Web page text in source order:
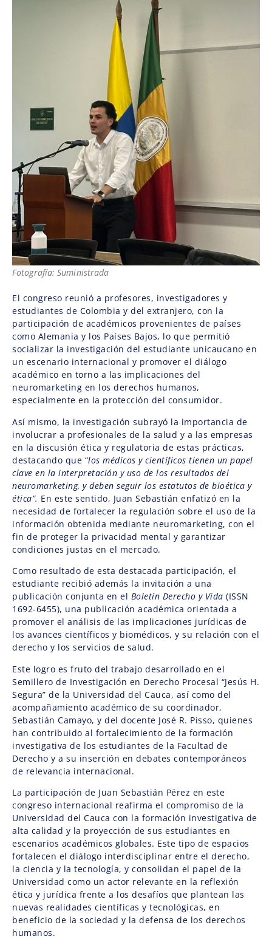
Fotografía: Suministrada
El congreso reunió a profesores, investigadores y
estudiantes de Colombia y del extranjero, con la
participación de académicos provenientes de países
como Alemania y los Países Bajos, lo que permitió
socializar la investigación del estudiante unicaucano en
un escenario internacional y promover el diálogo
académico en torno a las implicaciones del
neuromarketing en los derechos humanos,
especialmente en la protección del consumidor.
Así mismo, la investigación subrayó la importancia de
involucrar a profesionales de la salud y a las empresas
en la discusión ética y regulatoria de estas prácticas,
destacando que “los médicos y científicos tienen un papel
clave en la interpretación y uso de los resultados del
neuromarketing, y deben seguir los estatutos de bioética y
ética”. En este sentido, Juan Sebastián enfatizó en la
necesidad de fortalecer la regulación sobre el uso de la
información obtenida mediante neuromarketing, con el
fin de proteger la privacidad mental y garantizar
condiciones justas en el mercado.
Como resultado de esta destacada participación, el
estudiante recibió además la invitación a una
publicación conjunta en el Boletín Derecho y Vida (ISSN
1692-6455), una publicación académica orientada a
promover el análisis de las implicaciones jurídicas de
los avances científicos y biomédicos, y su relación con el
derecho y los servicios de salud.
Este logro es fruto del trabajo desarrollado en el
Semillero de Investigación en Derecho Procesal “Jesús H.
Segura” de la Universidad del Cauca, así como del
acompañamiento académico de su coordinador,
Sebastián Camayo, y del docente José R. Pisso, quienes
han contribuido al fortalecimiento de la formación
investigativa de los estudiantes de la Facultad de
Derecho y a su inserción en debates contemporáneos
de relevancia internacional.
La participación de Juan Sebastián Pérez en este
congreso internacional reafirma el compromiso de la
Universidad del Cauca con la formación investigativa de
alta calidad y la proyección de sus estudiantes en
escenarios académicos globales. Este tipo de espacios
fortalecen el diálogo interdisciplinar entre el derecho,
la ciencia y la tecnología, y consolidan el papel de la
Universidad como un actor relevante en la reflexión
ética y jurídica frente a los desafíos que plantean las
nuevas realidades científicas y tecnológicas, en
beneficio de la sociedad y la defensa de los derechos
humanos.